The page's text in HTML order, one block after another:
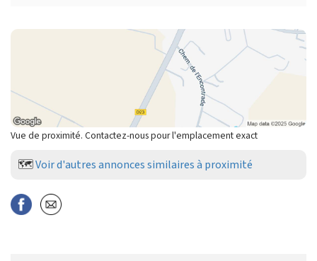
Vue de proximité. Contactez-nous pour l'emplacement exact
🗺️Voir d'autres annonces similaires à proximité